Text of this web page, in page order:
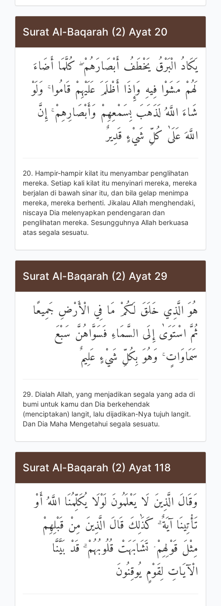
Surat Al-Baqarah (2) Ayat 20
يَكَادُ الْبَرْقُ يَخْطَفُ أَبْصَارَهُمْ ۖ كُلَّمَا أَضَاءَ
لَهُمْ مَشَوْا فِيهِ وَإِذَا أَظْلَمَ عَلَيْهِمْ قَامُوا ۚ وَلَوْ
شَاءَ اللَّهُ لَذَهَبَ بِسَمْعِهِمْ وَأَبْصَارِهِمْ ۚ إِنَّ
اللَّهَ عَلَىٰ كُلِّ شَيْءٍ قَدِيرٌ
20. Hampir-hampir kilat itu menyambar penglihatan
mereka. Setiap kali kilat itu menyinari mereka, mereka
berjalan di bawah sinar itu, dan bila gelap menimpa
mereka, mereka berhenti. Jikalau Allah menghendaki,
niscaya Dia melenyapkan pendengaran dan
penglihatan mereka. Sesungguhnya Allah berkuasa
atas segala sesuatu.
Surat Al-Baqarah (2) Ayat 29
هُوَ الَّذِي خَلَقَ لَكُمْ مَا فِي الْأَرْضِ جَمِيعًا
ثُمَّ اسْتَوَىٰ إِلَى السَّمَاءِ فَسَوَّاهُنَّ سَبْعَ
سَمَاوَاتٍ ۚ وَهُوَ بِكُلِّ شَيْءٍ عَلِيمٌ
29. Dialah Allah, yang menjadikan segala yang ada di
bumi untuk kamu dan Dia berkehendak
(menciptakan) langit, lalu dijadikan-Nya tujuh langit.
Dan Dia Maha Mengetahui segala sesuatu.
Surat Al-Baqarah (2) Ayat 118
وَقَالَ الَّذِينَ لَا يَعْلَمُونَ لَوْلَا يُكَلِّمُنَا اللَّهُ أَوْ
تَأْتِينَا آيَةٌ ۗ كَذَٰلِكَ قَالَ الَّذِينَ مِنْ قَبْلِهِمْ
مِثْلَ قَوْلِهِمْ ۘ تَشَابَهَتْ قُلُوبُهُمْ ۗ قَدْ بَيَّنَّا
الْآيَاتِ لِقَوْمٍ يُوقِنُونَ